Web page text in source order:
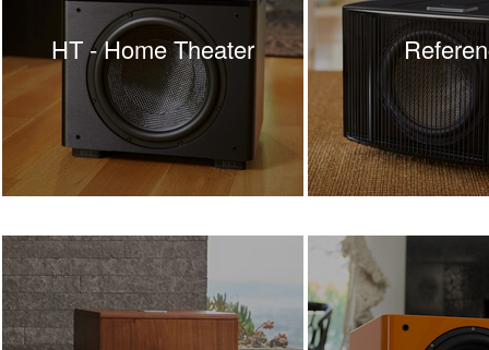
HT - Home Theater